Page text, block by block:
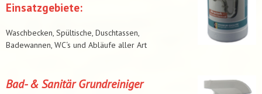
Einsatzgebiete:
Waschbecken, Spültische, Duschtassen,
Badewannen, WC‘s und Abläufe aller Art
Bad- & Sanitär Grundreiniger